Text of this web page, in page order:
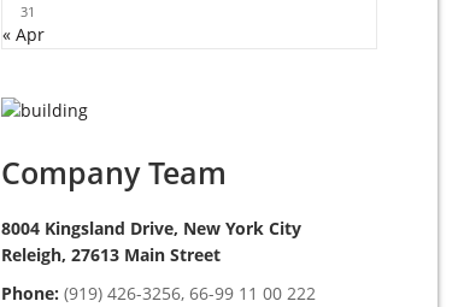
31
« Apr
Company Team
8004 Kingsland Drive, New York City
Releigh, 27613 Main Street
Phone: (919) 426-3256, 66-99 11 00 222